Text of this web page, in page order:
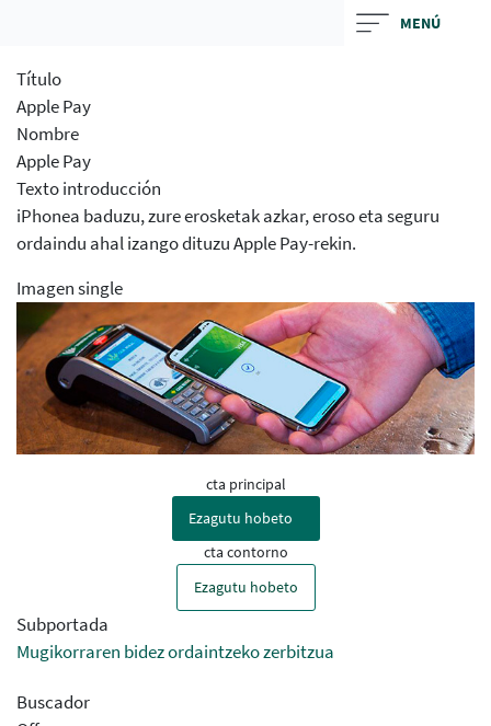
MENÚ
Título
Apple Pay
Nombre
Apple Pay
Texto introducción
iPhonea baduzu, zure erosketak azkar, eroso eta seguru
ordaindu ahal izango dituzu Apple Pay-rekin.
Imagen single
cta principal
Ezagutu hobeto
cta contorno
Ezagutu hobeto
Subportada
Mugikorraren bidez ordaintzeko zerbitzua
Buscador